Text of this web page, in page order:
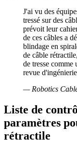
J'ai vu des
tressé sur des
prévoit leur
de ces câbles a
blindage en
de câble
de tresse comme
revue
—Robotics
Liste de
paramètres
rétractile